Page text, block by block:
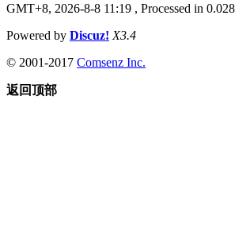
GMT+8, 2026-8-8 11:19 , Processed in
Powered by Discuz! X3.4
© 2001-2017 Comsenz Inc.
返回顶部